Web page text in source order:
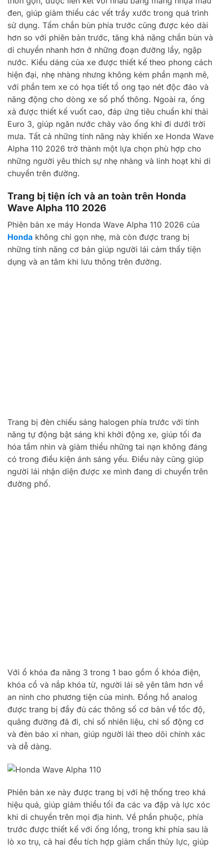
đen, giúp giảm thiểu các vết trầy xước trong quá trình
sử dụng. Tấm chắn bùn phía trước cũng được kéo dài
hơn so với phiên bản trước, tăng khả năng chắn bùn và
di chuyển nhanh hơn ở những đoạn đường lầy, ngập
nước. Kiểu dáng của xe được thiết kế theo phong cách
hiện đại, nhẹ nhàng nhưng không kém phần mạnh mẽ,
với phần tem xe có họa tiết tổ ong tạo nét độc đáo và
năng động cho dòng xe số phổ thông. Ngoài ra, ống
xả được thiết kế vuốt cao, đáp ứng tiêu chuẩn khí thải
Euro 3, giúp ngăn nước chảy vào ống khi đi dưới trời
mưa. Tất cả những tính năng này khiến xe Honda Wave
Alpha 110 2026 trở thành một lựa chọn phù hợp cho
những người yêu thích sự nhẹ nhàng và linh hoạt khi di
chuyển trên đường.
Trang bị tiện ích và an toàn trên Honda
Wave Alpha 110 2026
Phiên bản xe máy Honda Wave Alpha 110 2026 của
Honda không chỉ gọn nhẹ, mà còn được trang bị
những tính năng cơ bản giúp người lái cảm thấy tiện
dụng và an tâm khi lưu thông trên đường.
Trang bị đèn chiếu sáng halogen phía trước với tính
năng tự động bật sáng khi khởi động xe, giúp tối đa
hóa tầm nhìn và giảm thiểu những tai nạn không đáng
có trong điều kiện ánh sáng yếu. Điều này cũng giúp
người lái nhận diện được xe mình đang di chuyển trên
đường phố.
Với ổ khóa đa năng 3 trong 1 bao gồm ổ khóa điện,
khóa cổ và nắp khóa từ, người lái sẽ yên tâm hơn về
an ninh cho phương tiện của mình. Đồng hồ analog
được trang bị đầy đủ các thông số cơ bản về tốc độ,
quãng đường đã đi, chỉ số nhiên liệu, chỉ số động cơ
và đèn báo xi nhan, giúp người lái theo dõi chính xác
và dễ dàng.
Phiên bản xe này được trang bị với hệ thống treo khá
hiệu quả, giúp giảm thiểu tối đa các va đập và lực xóc
khi di chuyển trên mọi địa hình. Về phần phuộc, phía
trước được thiết kế với ống lồng, trong khi phía sau là
lò xo trụ, cả hai đều tích hợp giảm chấn thủy lực, giúp